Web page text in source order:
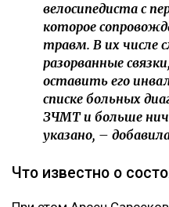
велосипедиста с
которое
травм. В их числе
разорванные
оставить его
списке больных
ЗЧМТ и больше
указано, –
Что известно о